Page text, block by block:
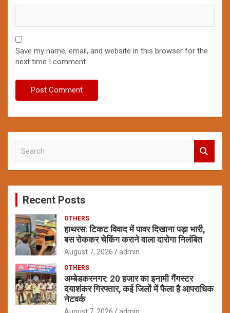
Save my name, email, and website in this browser for the
next time I comment.
c
Recent Posts
OTHERS
हाथरस: टिकट विवाद में पावर दिखाना पड़ा भारी,
बस रोककर चेकिंग कराने वाला दारोगा निलंबित
August 7, 2026 admin
OTHERS
अम्बेडकरनगर: 20 हजार का इनामी गैंगस्टर
दयाशंकर गिरफ्तार, कई जिलों में फैला है आपराधिक
नेटवर्क
August 7, 2026 admin